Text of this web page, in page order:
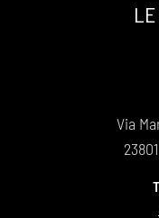
Daniela e
Via